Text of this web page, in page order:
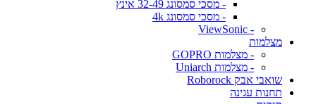
- מסכי סמסונג 32-49 אינץ
- מסכי סמסונג 4k
- ViewSonic
מצלמות
- מצלמות GOPRO
- מצלמות Uniarch
שואבי אבק Roborock
תחנות עגינה